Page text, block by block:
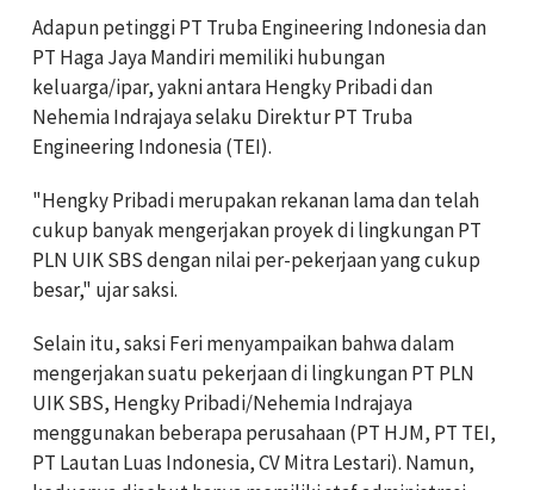
Adapun petinggi PT Truba Engineering Indonesia dan
PT Haga Jaya Mandiri memiliki hubungan
keluarga/ipar, yakni antara Hengky Pribadi dan
Nehemia Indrajaya selaku Direktur PT Truba
Engineering Indonesia (TEI).
"Hengky Pribadi merupakan rekanan lama dan telah
cukup banyak mengerjakan proyek di lingkungan PT
PLN UIK SBS dengan nilai per-pekerjaan yang cukup
besar," ujar saksi.
Selain itu, saksi Feri menyampaikan bahwa dalam
mengerjakan suatu pekerjaan di lingkungan PT PLN
UIK SBS, Hengky Pribadi/Nehemia Indrajaya
menggunakan beberapa perusahaan (PT HJM, PT TEI,
PT Lautan Luas Indonesia, CV Mitra Lestari). Namun,